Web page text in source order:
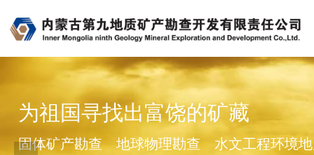
为祖国寻找出富饶的矿藏
固体矿产勘查 地球物理勘查 水文工程环境